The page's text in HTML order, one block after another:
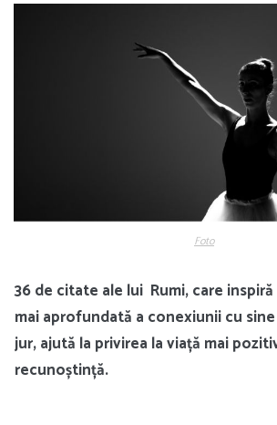
Foto
36 de citate ale lui Rumi, care
mai aprofundată a conexiunii cu
jur, ajută la privirea la viață mai
recunoștință.